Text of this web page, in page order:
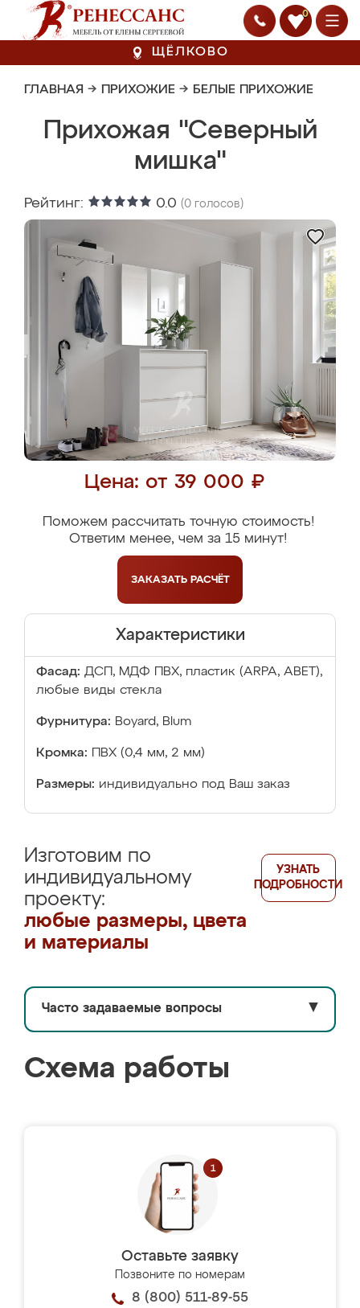
0
ЩЁЛКОВО
ГЛАВНАЯ → ПРИХОЖИЕ → БЕЛЫЕ ПРИХОЖИЕ
Прихожая "Северный
мишка"
Рейтинг: 0.0 (0 голосов)
Цена: от 39 000 ₽
Поможем рассчитать точную стоимость!
Ответим менее, чем за 15 минут!
ЗАКАЗАТЬ РАСЧЁТ
Характеристики
Фасад: ДСП, МДФ ПВХ, пластик (ARPA, ABET),
любые виды стекла
Фурнитура: Boyard, Blum
Кромка: ПВХ (0,4 мм, 2 мм)
Размеры: индивидуально под Ваш заказ
Изготовим по
индивидуальному
проекту:
любые размеры, цвета
и материалы
УЗНАТЬ
ПОДРОБНОСТИ
Часто задаваемые вопросы ▼
Схема работы
Оставьте заявку
Позвоните по номерам
8 (800) 511-89-55